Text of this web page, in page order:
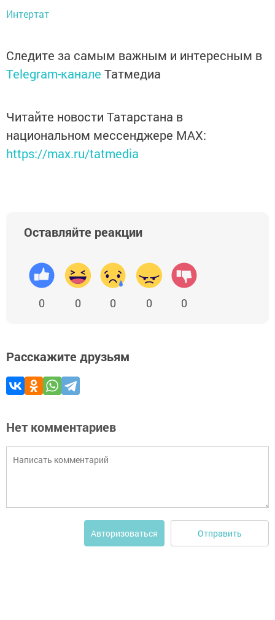
Интертат
Следите за самым важным и интересным в
Telegram-канале Татмедиа
Читайте новости Татарстана в
национальном мессенджере MАХ:
https://max.ru/tatmedia
Оставляйте реакции
0 0 0 0 0
Расскажите друзьям
Нет комментариев
Авторизоваться Отправить